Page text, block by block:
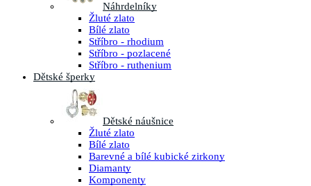
Náhrdelníky
Žluté zlato
Bílé zlato
Stříbro - rhodium
Stříbro - pozlacené
Stříbro - ruthenium
Dětské šperky
Dětské náušnice
Žluté zlato
Bílé zlato
Barevné a bílé kubické zirkony
Diamanty
Komponenty